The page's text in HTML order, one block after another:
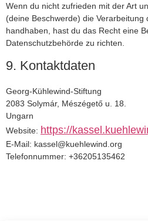
Wenn du nicht zufrieden mit der Art
(deine Beschwerde) die Verarbeitung
handhaben, hast du das Recht eine
Datenschutzbehörde zu richten.
9. Kontaktdaten
Georg-Kühlewind-Stiftung
2083 Solymár, Mészégető u. 18.
Ungarn
Website: https://
E-Mail: kassel@kuehlewind.org
Telefonnummer: +36205135462